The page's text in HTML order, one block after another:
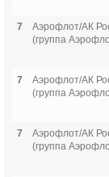
7
Аэрофлот/АК
(группа
7
Аэрофлот/АК
(группа
7
Аэрофлот/АК
(группа